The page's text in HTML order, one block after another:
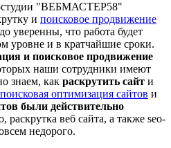
студии "ВЕБМАСТЕР58"
и поисковое продвижение
уверенны, что работа будет
уровне и в кратчайшие сроки.
и поисковое продвижение
наши сотрудники имеют
знаем, как раскрутить сайт и
поисковая оптимизация сайтов и
были действительно
раскрутка веб сайта, а также seo-
недорого.